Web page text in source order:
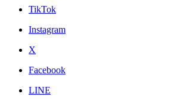
TikTok
Instagram
X
Facebook
LINE